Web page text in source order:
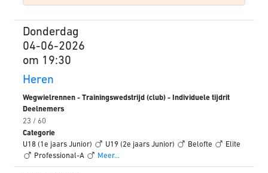
Donderdag
04-06-2026
om 19:30
Heren
Wegwielrennen - Trainingswedstrijd (club) - Individuele tijdrit
Deelnemers
23 / 60
Categorie
U18 (1e jaars Junior)
U19 (2e jaars Junior) Belofte
Elite
Professional-A
Meer...